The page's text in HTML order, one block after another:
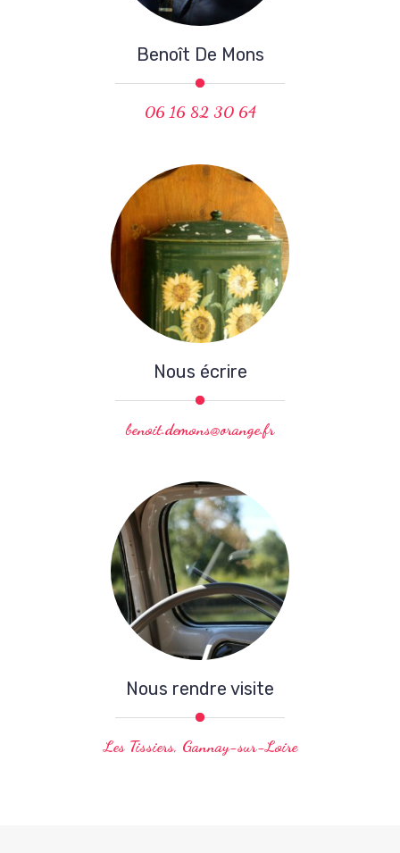
Benoît De Mons
06 16 82 30 64
Nous écrire
benoit.demons@orange.fr
Nous rendre visite
Les Tissiers, Gannay-sur-Loire